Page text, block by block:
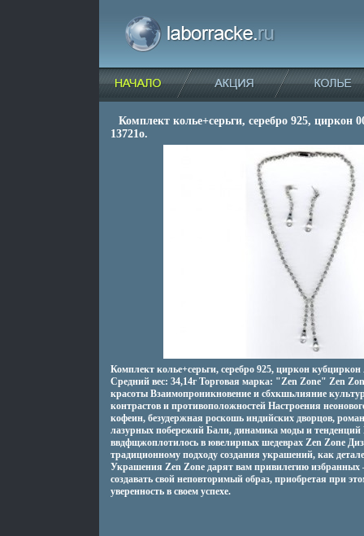
Комплект колье+серьги, серебро 925, циркон
13721o.
Комплект колье+серьги, серебро 925, циркон
Средний вес: 34,14г Торговая марка: "Zen Zone" Zen
красоты Взаимопроникновение и сбхкшьлияние
контрастов и противоположностей Настроения
кофеин, безудержная роскошь индийских дворцов,
лазурных побережий Бали, динамика моды и тенденций
ввдфщжоплотилось в ювелирных шедеврах Zen Zone
традиционному подходу создания украшений, как
Украшения Zen Zone дарят вам привилегию избранных
создавать свой неповторимый образ, приобретая при
уверенность в своем успехе.